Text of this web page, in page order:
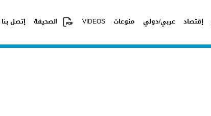
إقتصاد عربي/دولي منوعات VIDEOS الصحيفة إتصل بنا